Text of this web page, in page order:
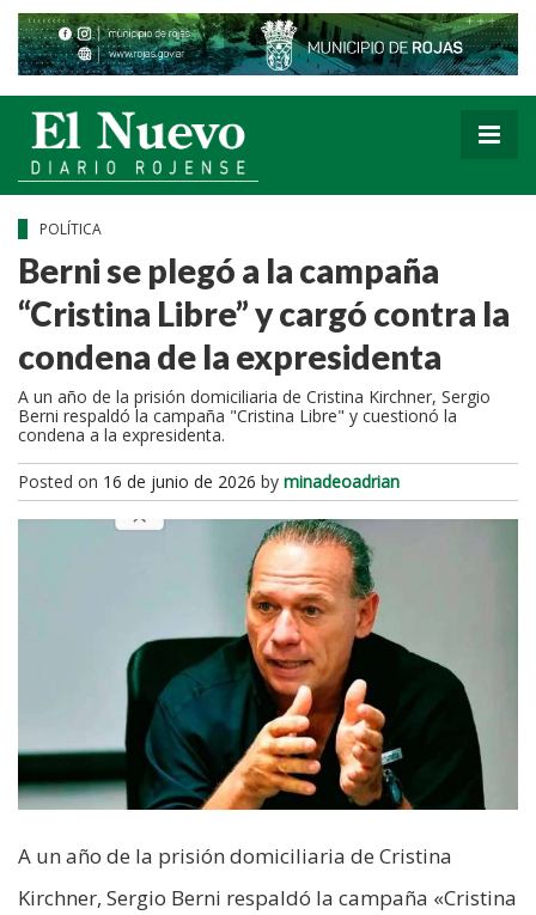
POLÍTICA
Berni se plegó a la campaña
“Cristina Libre” y cargó contra la
condena de la expresidenta
A un año de la prisión domiciliaria de Cristina Kirchner, Sergio
Berni respaldó la campaña "Cristina Libre" y cuestionó la
condena a la expresidenta.
Posted on 16 de junio de 2026 by minadeoadrian
A un año de la prisión domiciliaria de Cristina
Kirchner, Sergio Berni respaldó la campaña «Cristina